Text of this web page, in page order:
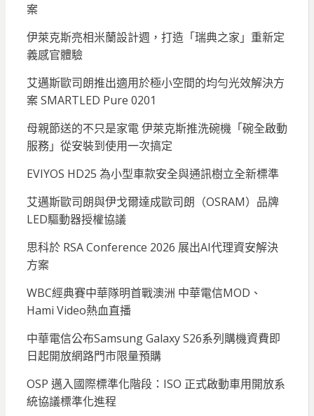
案
伊萊克斯亮相米蘭設計週，打造「瑞典之家」重新定
義感官體驗
艾邁斯歐司朗推出適用於極小空間的均勻光效解決方
案 SMARTLED Pure 0201
母親節送的不只是家電 伊萊克斯推洗碗機「碗全啟動
服務」從安裝到使用一次搞定
EVIYOS HD25 為小型車款安全與通訊樹立全新標準
艾邁斯歐司朗與伊戈爾達成歐司朗（OSRAM）品牌
LED驅動器授權協議
思科於 RSA Conference 2026 展出AI代理資安解決
方案
WBC經典賽中華隊明首戰澳洲 中華電信MOD、
Hami Video熱血直播
中華電信公布Samsung Galaxy S26系列購機資費即
日起開放網路門市限量預購
OSP 邁入國際標準化階段：ISO 正式啟動車用開放系
統協議標準化進程